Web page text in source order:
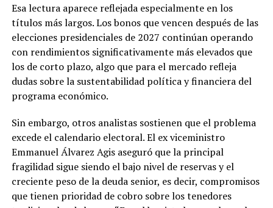
Esa lectura aparece reflejada especialmente en los
títulos más largos. Los bonos que vencen después de las
elecciones presidenciales de 2027 continúan operando
con rendimientos significativamente más elevados que
los de corto plazo, algo que para el mercado refleja
dudas sobre la sustentabilidad política y financiera del
programa económico.
Sin embargo, otros analistas sostienen que el problema
excede el calendario electoral. El ex viceministro
Emmanuel Álvarez Agis aseguró que la principal
fragilidad sigue siendo el bajo nivel de reservas y el
creciente peso de la deuda senior, es decir, compromisos
que tienen prioridad de cobro sobre los tenedores